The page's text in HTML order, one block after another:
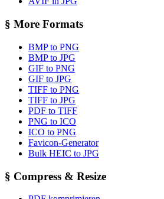
§ More Formats
BMP to PNG
BMP to JPG
GIF to PNG
GIF to JPG
TIFF to PNG
TIFF to JPG
PDF to TIFF
PNG to ICO
ICO to PNG
Favicon-Generator
Bulk HEIC to JPG
§ Compress & Resize